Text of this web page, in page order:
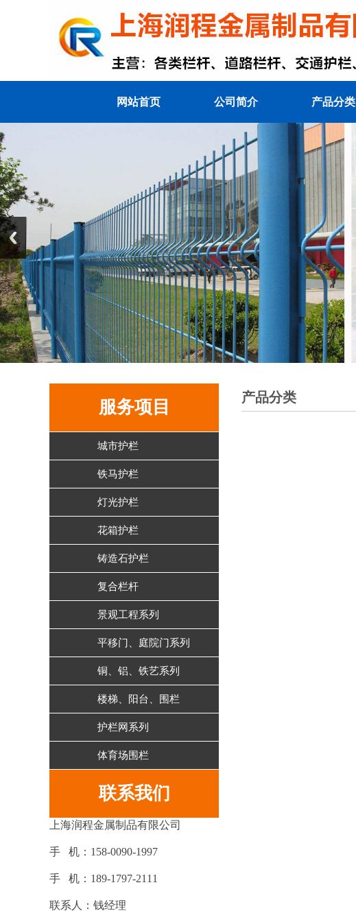
网站首页 公司简介 产品分类
服务项目
城市护栏
铁马护栏
灯光护栏
花箱护栏
铸造石护栏
复合栏杆
景观工程系列
平移门、庭院门系列
铜、铝、铁艺系列
楼梯、阳台、围栏
护栏网系列
体育场围栏
联系我们
上海润程金属制品有限公司
手 机：158-0090-1997
手 机：189-1797-2111
联系人：钱经理
产品分类